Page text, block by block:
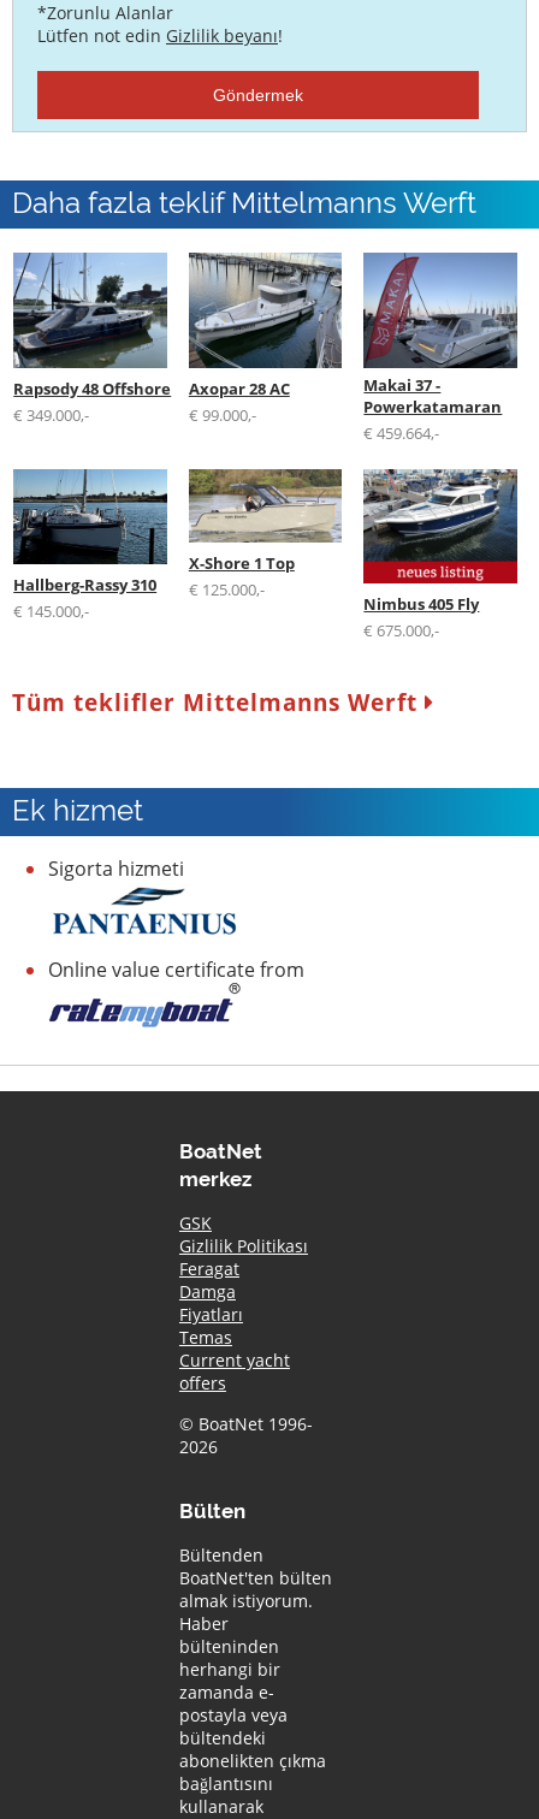
*Zorunlu Alanlar
Lütfen not edin Gizlilik beyanı!
Göndermek
Daha fazla teklif Mittelmanns Werft
Rapsody 48 Offshore
€ 349.000,-
Axopar 28 AC
€ 99.000,-
Makai 37 -
Powerkatamaran
€ 459.664,-
Hallberg-Rassy 310
€ 145.000,-
X-Shore 1 Top
€ 125.000,-
Nimbus 405 Fly
€ 675.000,-
Tüm teklifler Mittelmanns Werft
Ek hizmet
Sigorta hizmeti
Online value certificate from
BoatNet
merkez
GSK
Gizlilik Politikası
Feragat
Damga
Fiyatları
Temas
Current yacht
offers
© BoatNet 1996-
2026
Bülten
Bültenden
BoatNet'ten bülten
almak istiyorum.
Haber
bülteninden
herhangi bir
zamanda e-
postayla veya
bültendeki
abonelikten çıkma
bağlantısını
kullanarak